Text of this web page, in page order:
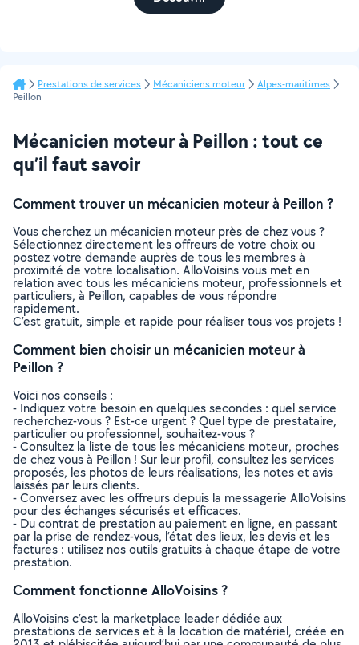
Prestations de services Mécaniciens moteur
Alpes-maritimes
Peillon
Mécanicien moteur à Peillon : tout ce
qu’il faut savoir
Comment trouver un mécanicien moteur à Peillon ?
Vous cherchez un mécanicien moteur près de chez vous ?
Sélectionnez directement les offreurs de votre choix ou
postez votre demande auprès de tous les membres à
proximité de votre localisation. AlloVoisins vous met en
relation avec tous les mécaniciens moteur, professionnels et
particuliers, à Peillon, capables de vous répondre
rapidement.
C’est gratuit, simple et rapide pour réaliser tous vos projets !
Comment bien choisir un mécanicien moteur à
Peillon ?
Voici nos conseils :
- Indiquez votre besoin en quelques secondes : quel service
recherchez-vous ? Est-ce urgent ? Quel type de prestataire,
particulier ou professionnel, souhaitez-vous ?
- Consultez la liste de tous les mécaniciens moteur, proches
de chez vous à Peillon ! Sur leur profil, consultez les services
proposés, les photos de leurs réalisations, les notes et avis
laissés par leurs clients.
- Conversez avec les offreurs depuis la messagerie AlloVoisins
pour des échanges sécurisés et efficaces.
- Du contrat de prestation au paiement en ligne, en passant
par la prise de rendez-vous, l’état des lieux, les devis et les
factures : utilisez nos outils gratuits à chaque étape de votre
prestation.
Comment fonctionne AlloVoisins ?
AlloVoisins c’est la marketplace leader dédiée aux
prestations de services et à la location de matériel, créée en